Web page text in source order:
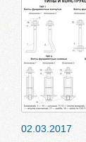
02.03.2017